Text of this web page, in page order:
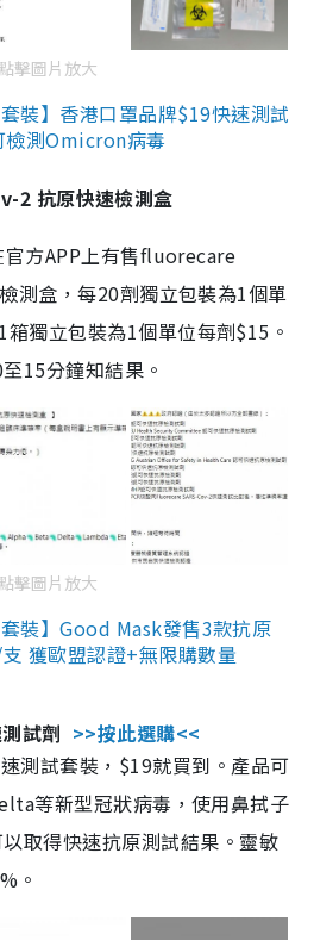
點擊圖片放大
裝】香港口罩品牌$19快速測試
檢測Omicron病毒
2 抗原快速檢測盒
方APP上有售fluorecare
測盒，每20劑獨立包裝為1個單
獨立包裝為1個單位每劑$15。
15分鐘知結果。
點擊圖片放大
裝】Good Mask發售3款抗原
獲歐盟認證+無限購數量
試劑 >>按此選購<<
測試套裝，$19就買到。產品可
等新型冠狀病毒，使用鼻拭子
取得快速抗原測試結果。靈敏
。